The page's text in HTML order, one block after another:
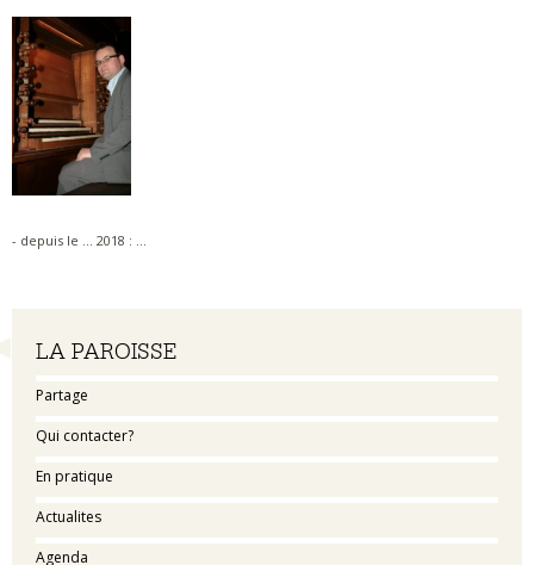
Navigation
LA PAROISSE
Partage
Qui contacter?
En pratique
Actualites
Agenda
- depuis le ... 2018 : ...